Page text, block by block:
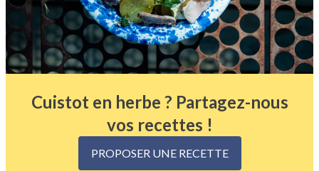
Cuistot en herbe ? Partagez-nous
vos recettes !
PROPOSER UNE RECETTE